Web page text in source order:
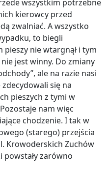
wszystkim potrzebne
kierowcy przed
zwalniać. A wszystko
to biegli
nie wtargnął i tym
jest winny. Do zmiany
ale na razie nasi
się na
pieszych z tymi w
nam więc
chodzenie. I tak w
(starego) przejścia
Krowoderskich Zuchów
powstały zarówno